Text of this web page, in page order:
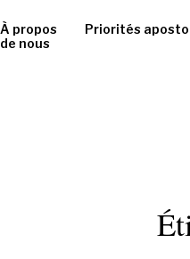
À propos
de nous
Priorités